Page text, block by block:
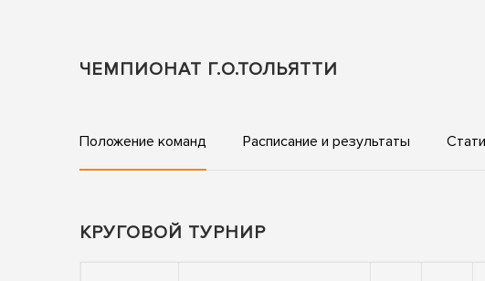
ЧЕМПИОНАТ Г.О.ТОЛЬЯТТИ
Положение команд Расписание и результаты
КРУГОВОЙ ТУРНИР